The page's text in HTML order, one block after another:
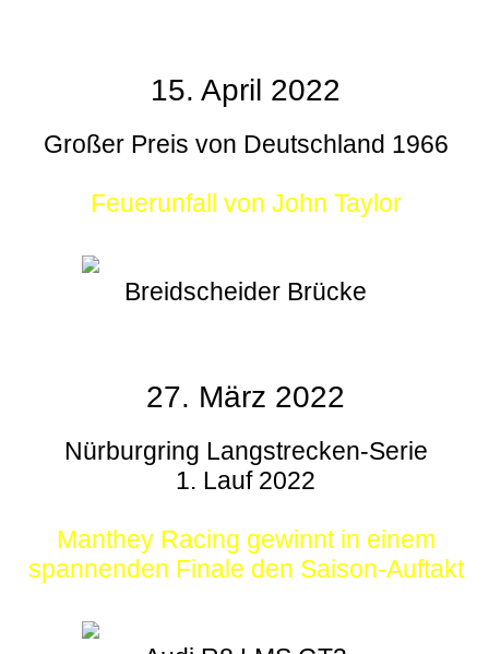
15. April 2022
Großer Preis von Deutschland 1966
Feuerunfall von John Taylor
Breidscheider Brücke
27. März 2022
Nürburgring Langstrecken-Serie
1. Lauf 2022
Manthey Racing gewinnt in einem
spannenden Finale den Saison-Auftakt